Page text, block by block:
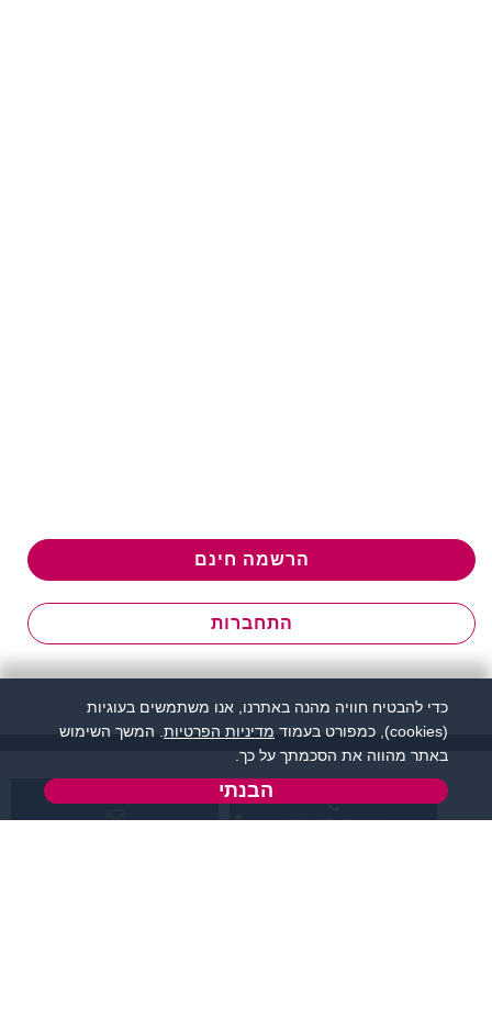
הרשמה חינם
התחברות
שירות לקוחות:
כדי להבטיח חוויה מהנה באתרנו, אנו משתמשים בעוגיות
(cookies), כמפורט בעמוד
מדיניות הפרטיות . המשך השימוש
באתר מהווה את הסכמתך על כך.
הבנתי